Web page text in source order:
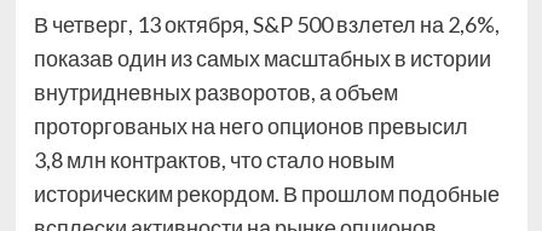
В четверг, 13 октября, S&P 500 взлетел на 2,6%,
показав один из самых масштабных в истории
внутридневных разворотов, а объем
проторгованых на него опционов превысил
3,8 млн контрактов, что стало новым
историческим рекордом. В прошлом подобные